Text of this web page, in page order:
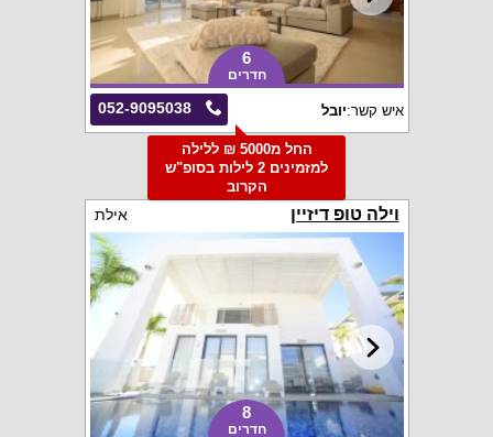
6
חדרים
052-9095038 איש קשר:יובל
החל מ5000 ₪ ללילה
למזמינים 2 לילות בסופ"ש
הקרוב
וילה טופ דיזיין אילת
8
חדרים